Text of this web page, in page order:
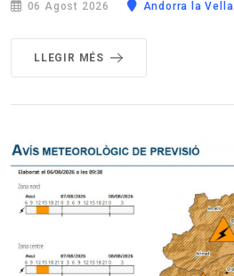
06 Agost 2026 Andorra la Vella
LLEGIR MÉS